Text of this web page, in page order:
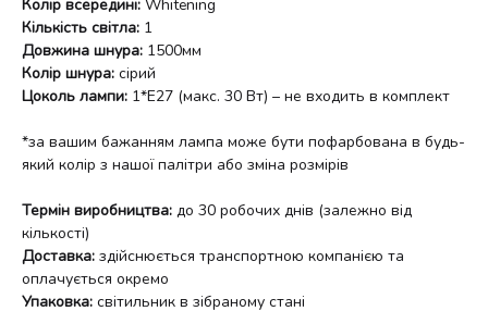
Колір всередині: Whitening
Кількість світла: 1
Довжина шнура: 1500мм
Колір шнура: cірий
Цоколь лампи: 1*E27 (макс. 30 Вт) – не входить в комплект
*за вашим бажанням лампа може бути пофарбована в будь-
який колір з нашої палітри або зміна розмірів
Термін виробництва: до 30 робочих днів (залежно від
кількості)
Доставка: здійснюється транспортною компанією та
оплачується окремо
Упаковка: світильник в зібраному стані